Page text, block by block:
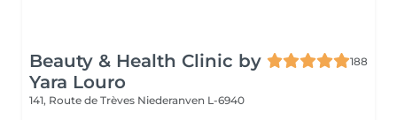
Beauty & Health Clinic by
Yara Louro
188
141, Route de Trèves Niederanven L-6940